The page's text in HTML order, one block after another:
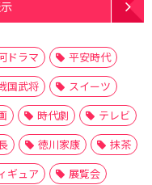
ドラマ
平安時代
国武将
スイーツ
時代劇
テレビ
徳川家康
抹茶
ギュア
展覧会